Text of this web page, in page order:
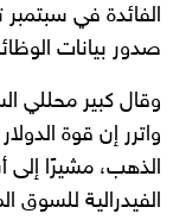
صدور بيانات
وقال كبير محللي
واترر إن قوة
الذهب، مشيرًا إلى
الفيدرالية للسوق